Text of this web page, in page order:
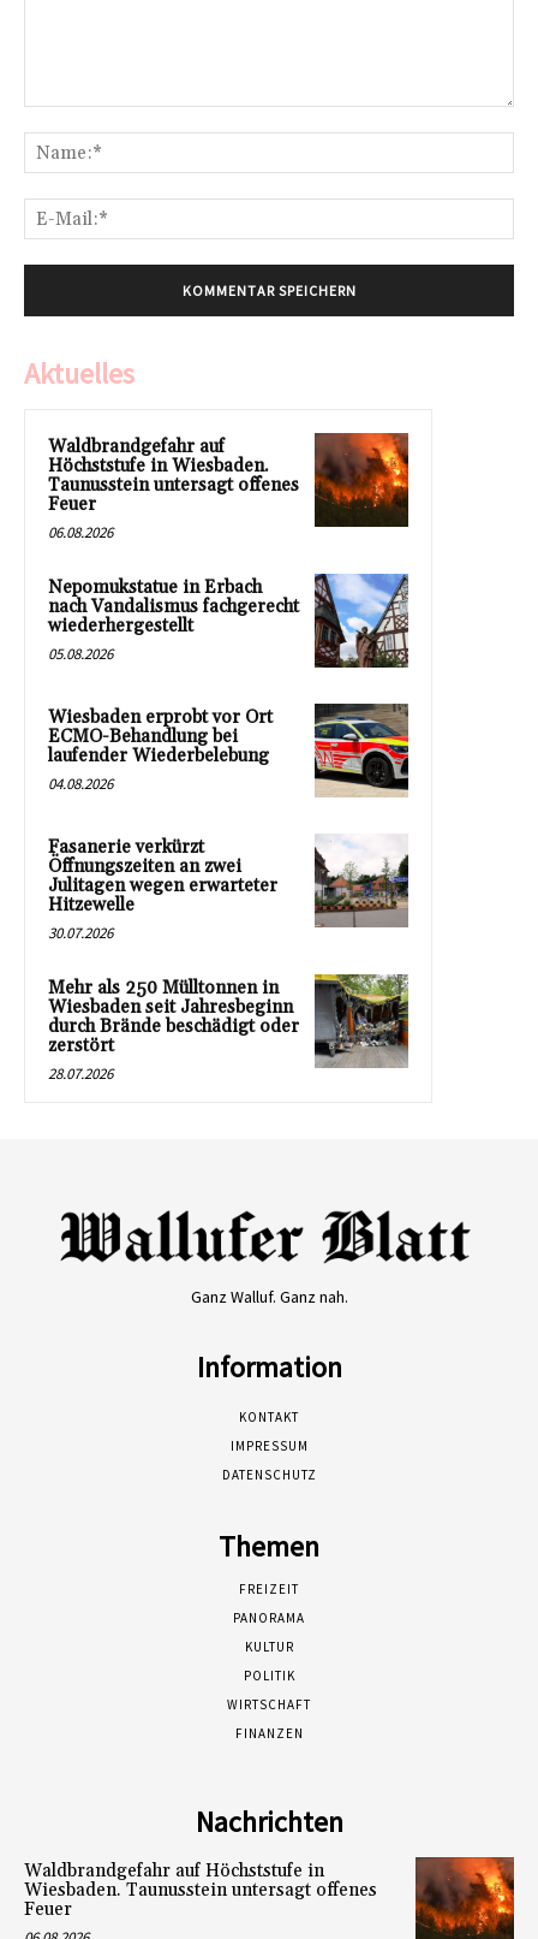
Aktuelles
Waldbrandgefahr auf
Höchststufe in Wiesbaden.
Taunusstein untersagt offenes
Feuer
06.08.2026
Nepomukstatue in Erbach
nach Vandalismus fachgerecht
wiederhergestellt
05.08.2026
Wiesbaden erprobt vor Ort
ECMO-Behandlung bei
laufender Wiederbelebung
04.08.2026
Fasanerie verkürzt
Öffnungszeiten an zwei
Julitagen wegen erwarteter
Hitzewelle
30.07.2026
Mehr als 250 Mülltonnen in
Wiesbaden seit Jahresbeginn
durch Brände beschädigt oder
zerstört
28.07.2026
Ganz Walluf. Ganz nah.
Information
KONTAKT
IMPRESSUM
DATENSCHUTZ
Themen
FREIZEIT
PANORAMA
KULTUR
POLITIK
WIRTSCHAFT
FINANZEN
Nachrichten
Waldbrandgefahr auf Höchststufe in
Wiesbaden. Taunusstein untersagt offenes
Feuer